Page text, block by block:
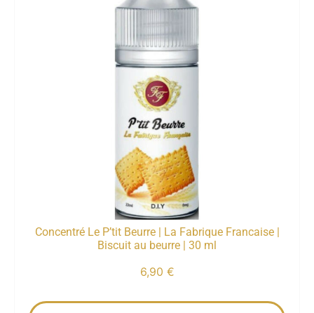
Concentré Le P’tit Beurre | La Fabrique Francaise |
Biscuit au beurre | 30 ml
6,90 €